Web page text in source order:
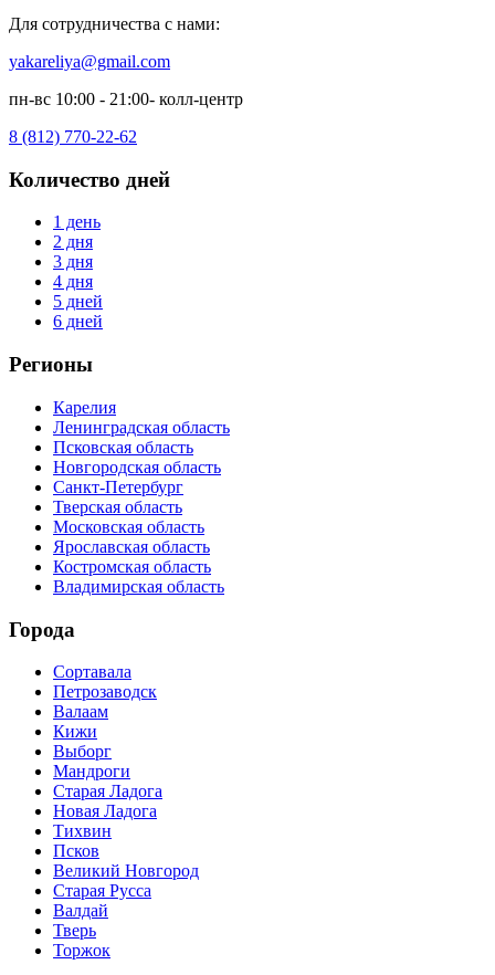
Для сотрудничества с нами:
yakareliya@gmail.com
пн-вс 10:00 - 21:00- колл-центр
8 (812) 770-22-62
Количество дней
1 день
2 дня
3 дня
4 дня
5 дней
6 дней
Регионы
Карелия
Ленинградская область
Псковская область
Новгородская область
Санкт-Петербург
Тверская область
Московская область
Ярославская область
Костромская область
Владимирская область
Города
Сортавала
Петрозаводск
Валаам
Кижи
Выборг
Мандроги
Старая Ладога
Новая Ладога
Тихвин
Псков
Великий Новгород
Старая Русса
Валдай
Тверь
Торжок